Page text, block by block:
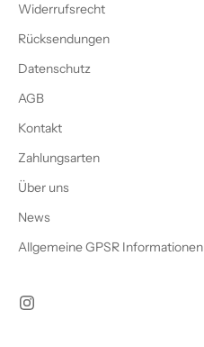
Widerrufsrecht
Rücksendungen
Datenschutz
AGB
Kontakt
Zahlungsarten
Über uns
News
Allgemeine GPSR Informationen